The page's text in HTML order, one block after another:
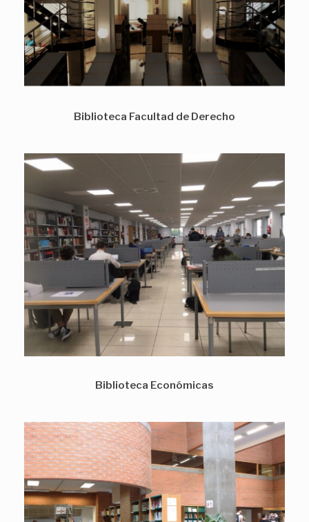
Biblioteca Facultad de Derecho
Biblioteca Económicas